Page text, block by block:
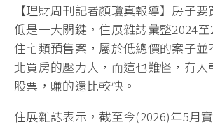
【理財周刊記者顏瓊真報導】房子
低是一大關鍵，住展雜誌彙整2024
住宅類預售案，屬於低總價的案子並
北買房的壓力大，而這也難怪，有人
股票，賺的還比較快。
住展雜誌表示，截至今(2026)年5月